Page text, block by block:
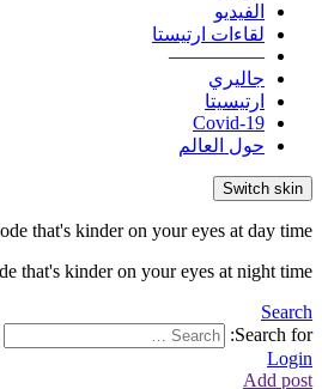
الفيديو
لقاءات ارتيستا
—————
جاليري
ارتيسيتا
Covid-19
حول العالم
Switch skin
that's kinder on your eyes at day time.
that's kinder on your eyes at night time.
Search
Search for:
Login
Add post